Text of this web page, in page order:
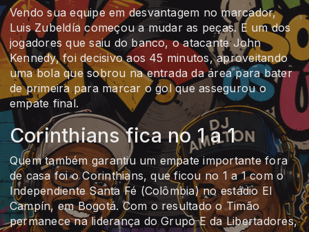
Vendo sua equipe em desvantagem no marcador,
Luis Zubeldía começou a mudar as peças. E um dos
jogadores que saiu do banco, o atacante John
Kennedy, foi decisivo aos 45 minutos, aproveitando
uma bola que sobrou na entrada da área para bater
de primeira para marcar o gol que assegurou o
empate final.
Corinthians fica no 1 a 1
Quem também garantiu um empate importante fora
de casa foi o Corinthians, que ficou no 1 a 1 com o
Independiente Santa Fé (Colômbia) no estádio El
Campín, em Bogotá. Com o resultado o Timão
permanece na liderança do Grupo E da Libertadores,